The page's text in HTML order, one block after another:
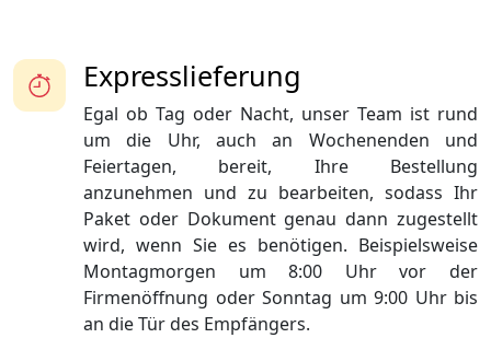
Expresslieferung
Egal ob Tag oder Nacht, unser Team ist rund
um die Uhr, auch an Wochenenden und
Feiertagen, bereit, Ihre Bestellung
anzunehmen und zu bearbeiten, sodass Ihr
Paket oder Dokument genau dann zugestellt
wird, wenn Sie es benötigen. Beispielsweise
Montagmorgen um 8:00 Uhr vor der
Firmenöffnung oder Sonntag um 9:00 Uhr bis
an die Tür des Empfängers.